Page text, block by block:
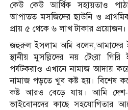
কেউ কেউ আর্থিক সহায়তাও
আপাতত মসজিদের ছাউনি ও
প্রায় ৫ থেকে ৬ লাখ টাকার প্রয়োজন।
জহুরুল ইসলাম অমি বলেন,আমাদের
স্থানীয় মুসল্লিদের নয় টেংরা
পর্যটকরাও এখানে নামাজ আদায়
নামাজ পড়তে খুব কষ্ট হয়। বিশেষ
কষ্ট আরও বেড়ে যায়। আমি
ভাইবোনদের কাছে সহযোগিতার